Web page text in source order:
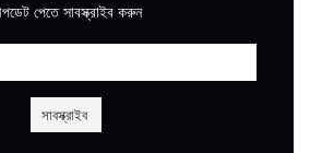
পেতে সাবস্ক্রাইব করুন